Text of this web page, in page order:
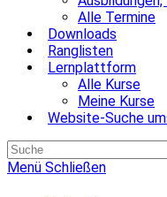
Alle Termine
Downloads
Ranglisten
Lernplattform
Alle Kurse
Meine Kurse
Website-Suche
Menü Schließen